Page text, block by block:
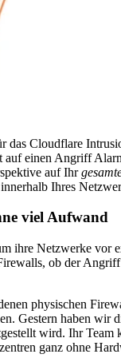
das Cloudflare
einen Angriff
auf Ihr
Ihres
viel Aufwand
ihre Netzwerke vor
ob der
physischen
Gestern haben wir
wird. Ihr
ganz ohne